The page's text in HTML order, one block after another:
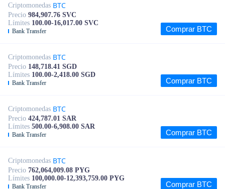
Criptomonedas BTC
Precio 984,907.76 SVC
Límites 100.00-16,017.00 SVC
Bank Transfer Comprar BTC
Criptomonedas BTC
Precio 148,718.41 SGD
Límites 100.00-2,418.00 SGD
Bank Transfer Comprar BTC
Criptomonedas BTC
Precio 424,787.01 SAR
Límites 500.00-6,908.00 SAR
Bank Transfer Comprar BTC
Criptomonedas BTC
Precio 762,064,009.08 PYG
Límites 100,000.00-12,393,759.00 PYG
Bank Transfer Comprar BTC